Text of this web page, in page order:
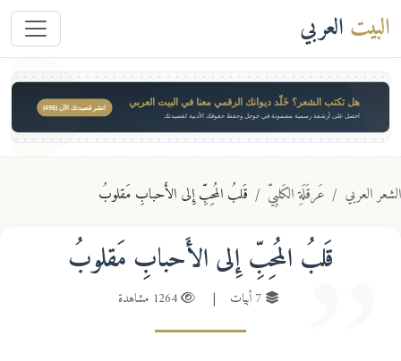
البيتالعربي
هل تكتب الشعر؟ خَلّد ديوانك الرقمي معنا في البيت العربي
احصل على أرشفة رسمية مضمونة في جوجل وحفظ حقوقك الأدبية لقصيدتك
انشر قصيدتك الآن ($49)
العربي عَرقَلَةِ الكَلبِيّ قَلبُ المُحِبِّ إِلى الأَحبابِ مَقلوبُ
قَلبُ المُحِبِّ إِلى الأَحبابِ مَقلوبُ
7 أبيات 1264 مشاهدة